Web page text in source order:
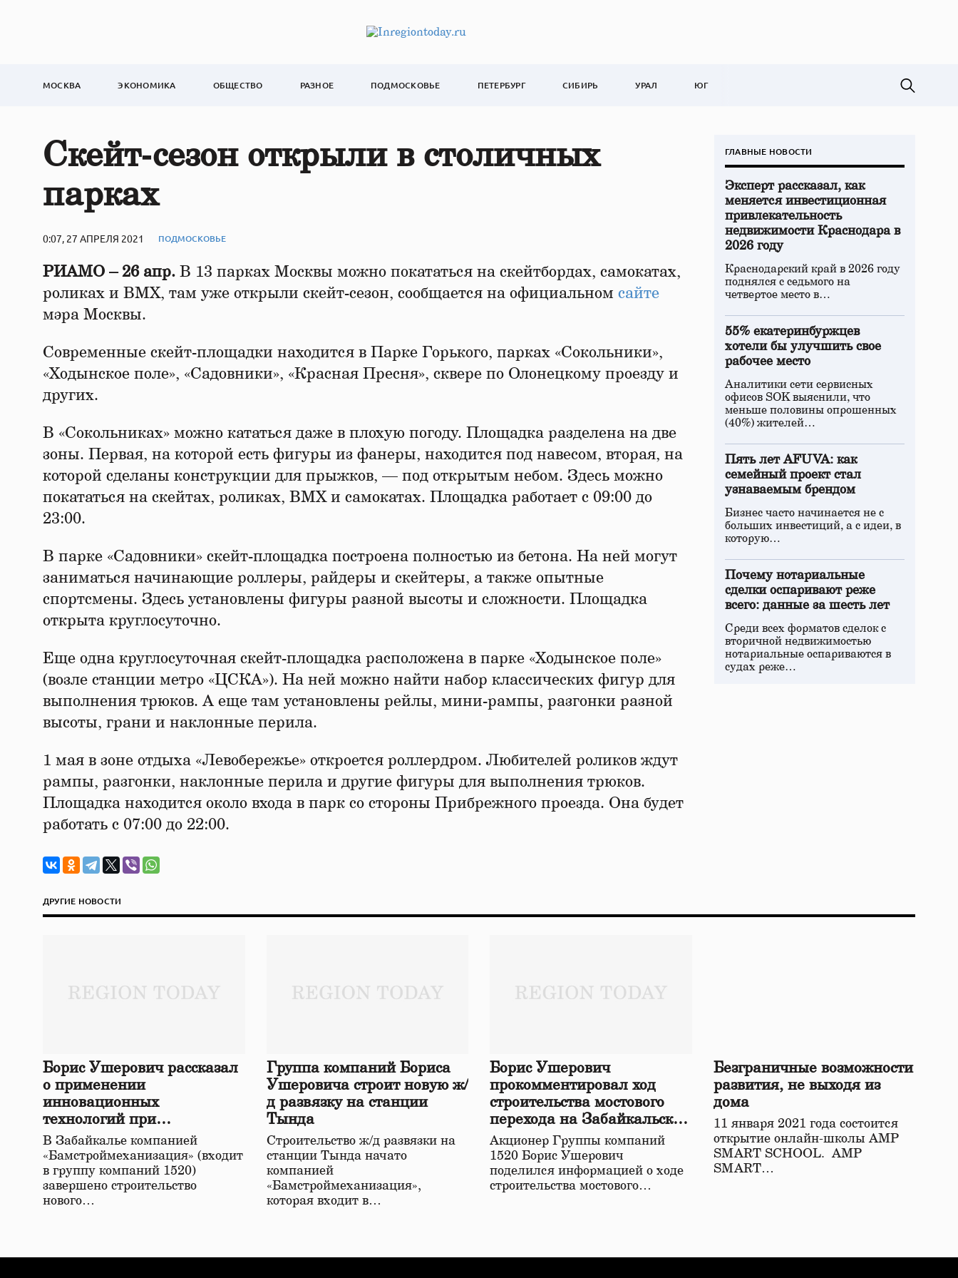
МОСКВА ЭКОНОМИКА ОБЩЕСТВО РАЗНОЕ ПОДМОСКОВЬЕ ПЕТЕРБУРГ СИБИРЬ УРАЛ ЮГ
Скейт‑сезон открыли в столичных
парках
0:07, 27 АПРЕЛЯ 2021 ПОДМОСКОВЬЕ
РИАМО – 26 апр. В 13 парках Москвы можно покататься на скейтбордах, самокатах,
роликах и BMX, там уже открыли скейт-сезон, сообщается на официальном сайте
мэра Москвы.
Современные скейт-площадки находится в Парке Горького, парках «Сокольники»,
«Ходынское поле», «Садовники», «Красная Пресня», сквере по Олонецкому проезду и
других.
В «Сокольниках» можно кататься даже в плохую погоду. Площадка разделена на две
зоны. Первая, на которой есть фигуры из фанеры, находится под навесом, вторая, на
которой сделаны конструкции для прыжков, — под открытым небом. Здесь можно
покататься на скейтах, роликах, BMX и самокатах. Площадка работает с 09:00 до
23:00.
В парке «Садовники» скейт-площадка построена полностью из бетона. На ней могут
заниматься начинающие роллеры, райдеры и скейтеры, а также опытные
спортсмены. Здесь установлены фигуры разной высоты и сложности. Площадка
открыта круглосуточно.
Еще одна круглосуточная скейт-площадка расположена в парке «Ходынское поле»
(возле станции метро «ЦСКА»). На ней можно найти набор классических фигур для
выполнения трюков. А еще там установлены рейлы, мини-рампы, разгонки разной
высоты, грани и наклонные перила.
1 мая в зоне отдыха «Левобережье» откроется роллердром. Любителей роликов ждут
рампы, разгонки, наклонные перила и другие фигуры для выполнения трюков.
Площадка находится около входа в парк со стороны Прибрежного проезда. Она будет
работать с 07:00 до 22:00.
ГЛАВНЫЕ НОВОСТИ
Эксперт рассказал, как
меняется инвестиционная
привлекательность
недвижимости Краснодара в
2026 году
Краснодарский край в 2026 году
поднялся с седьмого на
четвертое место в…
55% екатеринбуржцев
хотели бы улучшить свое
рабочее место
Аналитики сети сервисных
офисов SOK выяснили, что
меньше половины опрошенных
(40%) жителей…
Пять лет AFUVA: как
семейный проект стал
узнаваемым брендом
Бизнес часто начинается не с
больших инвестиций, а с идеи, в
которую…
Почему нотариальные
сделки оспаривают реже
всего: данные за шесть лет
Среди всех форматов сделок с
вторичной недвижимостью
нотариальные оспариваются в
судах реже…
ДРУГИЕ НОВОСТИ
Борис Ушерович рассказал
о применении
инновационных
технологий при
строительстве нового моста
в Забайкалье
В Забайкалье компанией
«Бамстроймеханизация» (входит
в группу компаний 1520)
завершено строительство
нового…
Группа компаний Бориса
Ушеровича строит новую ж/
д развязку на станции
Тында
Строительство ж/д развязки на
станции Тында начато
компанией
«Бамстроймеханизация»,
которая входит в…
Борис Ушерович
прокомментировал ход
строительства мостового
перехода на Забайкальской
железной дороге
Акционер Группы компаний
1520 Борис Ушерович
поделился информацией о ходе
строительства мостового…
Безграничные возможности
развития, не выходя из
дома
11 января 2021 года состоится
открытие онлайн-школы АМР
SMART SCHOOL. АМР
SMART…